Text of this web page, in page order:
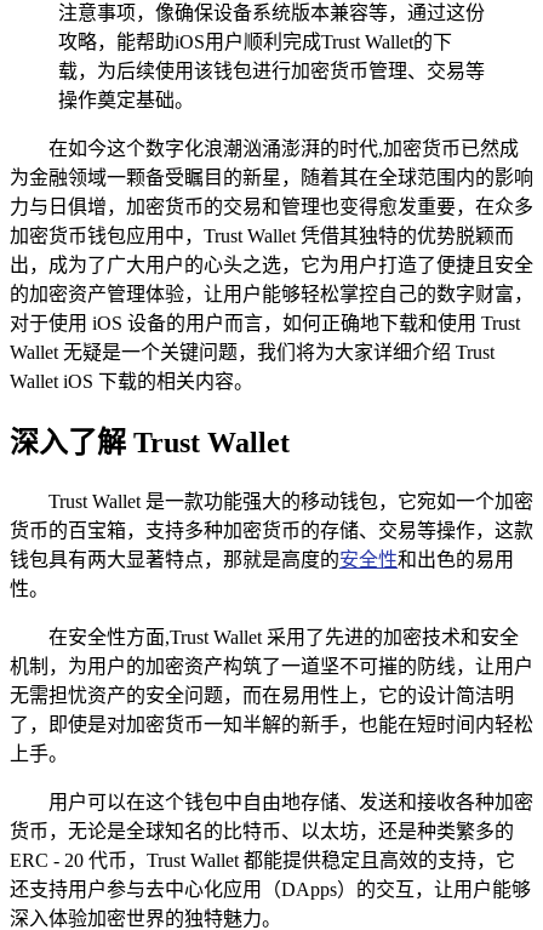
注意事项，像确保设备系统版本兼容等，通过这份
攻略，能帮助iOS用户顺利完成Trust Wallet的下
载，为后续使用该钱包进行加密货币管理、交易等
操作奠定基础。
在如今这个数字化浪潮汹涌澎湃的时代,加密货币已然成
为金融领域一颗备受瞩目的新星，随着其在全球范围内的影响
力与日俱增，加密货币的交易和管理也变得愈发重要，在众多
加密货币钱包应用中，Trust Wallet 凭借其独特的优势脱颖而
出，成为了广大用户的心头之选，它为用户打造了便捷且安全
的加密资产管理体验，让用户能够轻松掌控自己的数字财富，
对于使用 iOS 设备的用户而言，如何正确地下载和使用 Trust
Wallet 无疑是一个关键问题，我们将为大家详细介绍 Trust
Wallet iOS 下载的相关内容。
深入了解 Trust Wallet
Trust Wallet 是一款功能强大的移动钱包，它宛如一个加密
货币的百宝箱，支持多种加密货币的存储、交易等操作，这款
钱包具有两大显著特点，那就是高度的安全性和出色的易用
性。
在安全性方面,Trust Wallet 采用了先进的加密技术和安全
机制，为用户的加密资产构筑了一道坚不可摧的防线，让用户
无需担忧资产的安全问题，而在易用性上，它的设计简洁明
了，即使是对加密货币一知半解的新手，也能在短时间内轻松
上手。
用户可以在这个钱包中自由地存储、发送和接收各种加密
货币，无论是全球知名的比特币、以太坊，还是种类繁多的
ERC - 20 代币，Trust Wallet 都能提供稳定且高效的支持，它
还支持用户参与去中心化应用（DApps）的交互，让用户能够
深入体验加密世界的独特魅力。